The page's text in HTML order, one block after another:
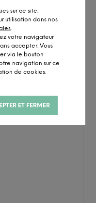
votre navigateur
accepter. Vous
via le bouton
navigation sur ce
de cookies.